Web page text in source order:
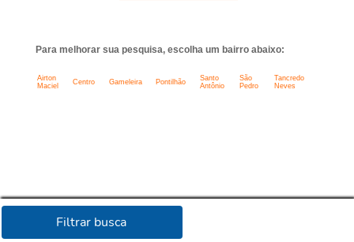
Filtrar busca
Para melhorar sua pesquisa, escolha um bairro abaixo:
Airton
Maciel
Centro Gameleira Pontilhão
Santo
Antônio
São
Pedro
Tancredo
Neves